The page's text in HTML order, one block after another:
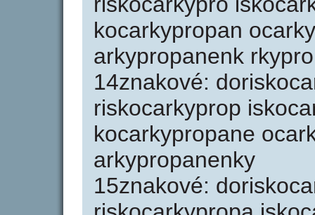
kocarkypropan
arkypropanenk
14znakové:
riskocarkyprop
kocarkypropane
arkypropanenky
15znakové: